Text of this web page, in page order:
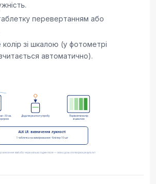
перевертанням або
колір зі шкалою (у фотометрі
автоматично).